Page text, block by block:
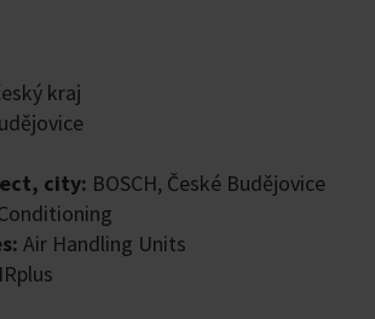
kraj
city: BOSCH, České Budějovice
Air Handling Units